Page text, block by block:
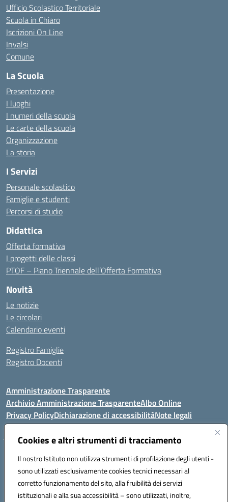
Cookies e altri strumenti di tracciamento
Il nostro Istituto non utilizza strumenti di profilazione degli utenti -
sono utilizzati esclusivamente cookies tecnici necessari al
corretto funzionamento del sito, alla fruibilità dei servizi
istituzionali e alla sua accessibilità – sono utilizzati, inoltre,
Ufficio Scolastico Territoriale
Scuola in Chiaro
Iscrizioni On Line
Invalsi
Comune
La Scuola
Presentazione
I luoghi
I numeri della scuola
Le carte della scuola
Organizzazione
La storia
I Servizi
Personale scolastico
Famiglie e studenti
Percorsi di studio
Didattica
Offerta formativa
I progetti delle classi
PTOF – Piano Triennale dell’Offerta Formativa
Novità
Le notizie
Le circolari
Calendario eventi
Registro Famiglie
Registro Docenti
Amministrazione Trasparente
Archivio Amministrazione TrasparenteAlbo Online
Privacy PolicyDichiarazione di accessibilitàNote legali
Istituto Comprensivo Statale
Via Cupa Campanariello, 5 - 80059, Torre del Greco (NA)
Tel. +39 0818834377 - Fax +39 0818834377 - Cod.Fisc. 95170530638
Email: naic8df00a@istruzione.it - PEC: naic8df00a@pec.istruzione.it